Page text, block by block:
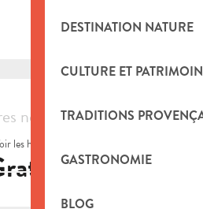
DESTINATION NATURE
CULTURE ET
TRADITIONS
GASTRONOMIE
BLOG
non définis
les horaires